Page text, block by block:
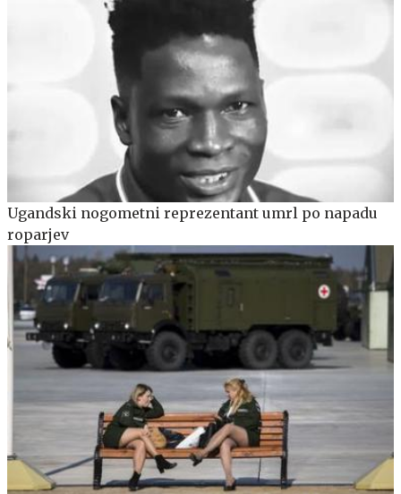
Ugandski nogometni reprezentant umrl po napadu
roparjev